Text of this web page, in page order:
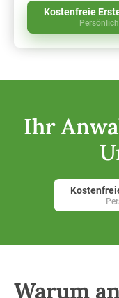
Kostenfreie
Ihr
Warum